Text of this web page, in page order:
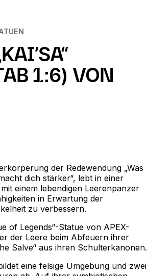
1:6) VON A
der Redewendung „Was
dich stärker“, lebt in einer
einem lebendigen Leerenpanzer
in Erwartung der
zu verbessern.
of Legends“-Statue von APEX-
der Leere beim Abfeuern ihrer
Salve“ aus ihren Schulterkanonen.
eine felsige Umgebung und zwei